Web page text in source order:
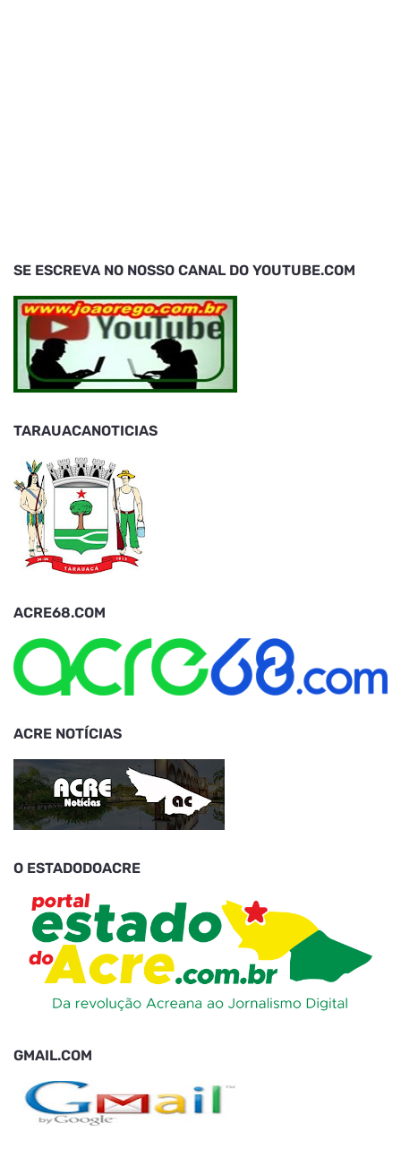
SE ESCREVA NO NOSSO CANAL DO YOUTUBE.COM
TARAUACANOTICIAS
ACRE68.COM
ACRE NOTÍCIAS
O ESTADODOACRE
GMAIL.COM